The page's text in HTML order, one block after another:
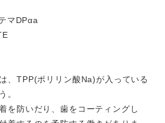
マDPαa
、TPP(ポリリン酸Na)が入っている
。
を防いだり、歯をコーティングし